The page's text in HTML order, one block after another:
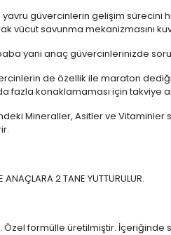
güvercinlerin gelişim sürecini
vücut savunma mekanizmasını
yani anaç güvercinlerinizde
de özellik ile maraton
fazla konaklamaması için takviye
Mineraller, Asitler ve
ANAÇLARA 2 TANE YUTTURULUR.
formülle üretilmiştir.